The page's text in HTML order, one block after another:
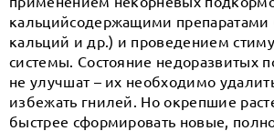
кальцийсодержащими препаратами
кальций и др.) и проведением
системы. Состояние недоразвитых
не улучшат – их необходимо
избежать гнилей. Но окрепшие
быстрее сформировать новые,